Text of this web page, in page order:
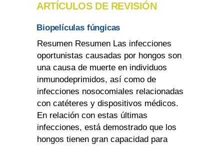
ARTÍCULOS DE REVISIÓN
Biopelículas fúngicas
Resumen Resumen Las infecciones
oportunistas causadas por hongos son
una causa de muerte en individuos
inmunodeprimidos, así como de
infecciones nosocomiales relacionadas
con catéteres y dispositivos médicos.
En relación con estas últimas
infecciones, está demostrado que los
hongos tienen gran capacidad para